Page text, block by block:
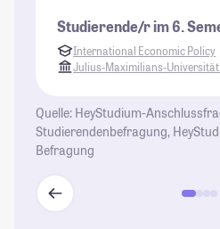
Studierende/r im 6.
International Economic Policy
Julius-Maximilians-
Quelle: HeyStudium-
Studierendenbefragung,
Befragung